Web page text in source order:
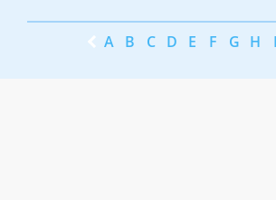
A B C D E F G H I